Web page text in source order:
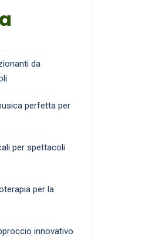
da
perfetta per
per spettacoli
per la
innovativo